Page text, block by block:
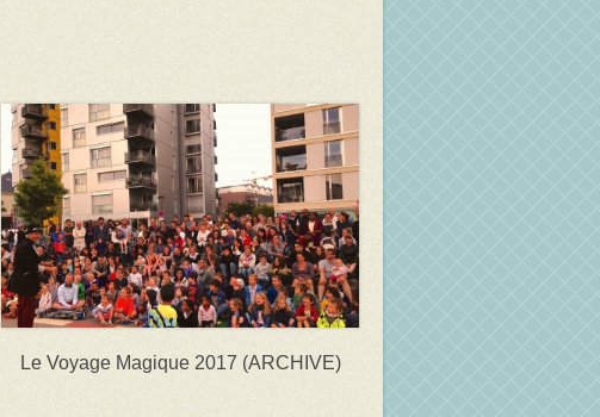
Le Voyage Magique 2017 (ARCHIVE)